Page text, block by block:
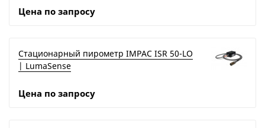
Цена по запросу
Стационарный пирометр IMPAC ISR 50-LO
| LumaSense
Цена по запросу